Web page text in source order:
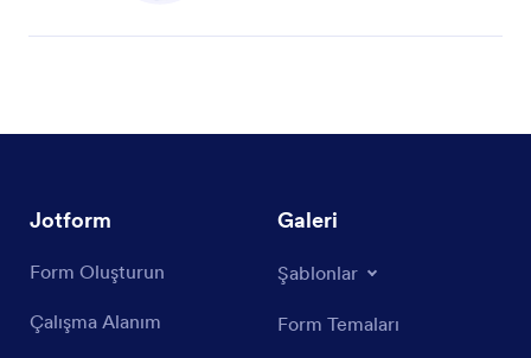
Jotform
Form Oluşturun
Çalışma Alanım
Galeri
Şablonlar
Form Temaları